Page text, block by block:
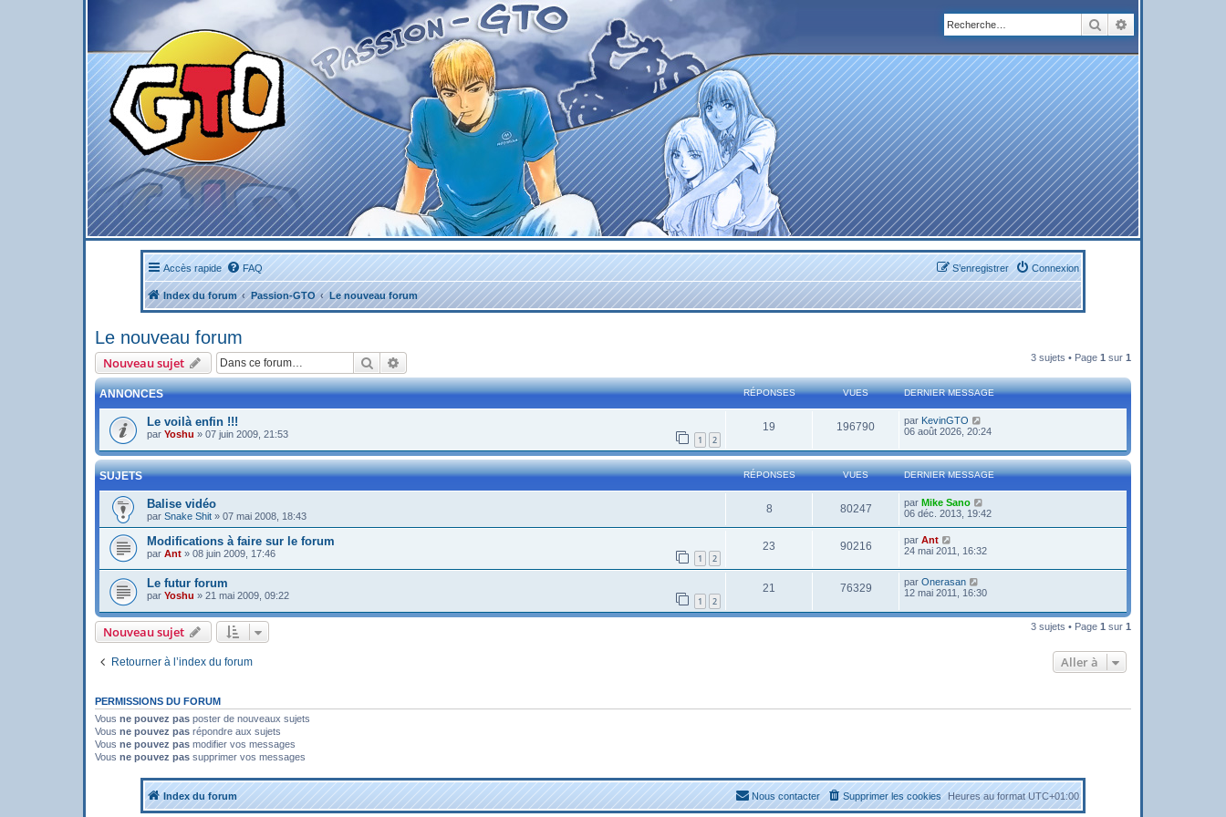
Rechercher
Accès rapide FAQ Connexion
S’enregistrer
Index du forum Passion-GTO Le nouveau forum
Le nouveau forum
Nouveau sujet Rechercher 3 sujets • Page 1 sur 1
ANNONCES RÉPONSES VUES DERNIER MESSAGE
Le voilà enfin !!!
par Yoshu » 07 juin 2009, 21:53 1 2
19 196790 par KevinGTO
06 août 2026, 20:24
SUJETS RÉPONSES VUES DERNIER MESSAGE
Balise vidéo
par Snake Shit » 07 mai 2008, 18:43
8 80247 par Mike Sano
06 déc. 2013, 19:42
Modifications à faire sur le forum
par Ant » 08 juin 2009, 17:46 1 2
23 90216 par Ant
24 mai 2011, 16:32
Le futur forum
par Yoshu » 21 mai 2009, 09:22 1 2
21 76329 par Onerasan
12 mai 2011, 16:30
Nouveau sujet 3 sujets • Page 1 sur 1
Retourner à l’index du forum Aller à
PERMISSIONS DU FORUM
Vous ne pouvez pas poster de nouveaux sujets
Vous ne pouvez pas répondre aux sujets
Vous ne pouvez pas modifier vos messages
Vous ne pouvez pas supprimer vos messages
Index du forum Heures au formatUTC+01:00
Supprimer les cookies
Nous contacter